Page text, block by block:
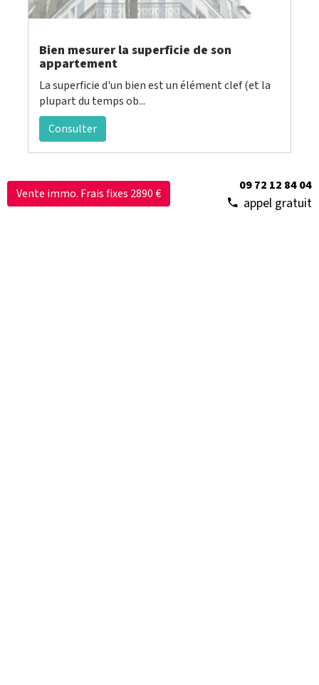
Bien mesurer la superficie de son
appartement
La superficie d'un bien est un élément clef (et la
plupart du temps ob...
Consulter
Vente immo. Frais fixes 2890 €
09 72 12 84 04
appel gratuit